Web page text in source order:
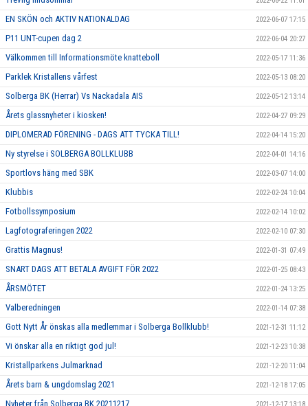
EN SKÖN och AKTIV NATIONALDAG 2022-06-07 17:15
P11 UNT-cupen dag 2 2022-06-04 20:27
Välkommen till Informationsmöte knatteboll 2022-05-17 11:36
Parklek Kristallens vårfest 2022-05-13 08:20
Solberga BK (Herrar) Vs Nackadala AIS 2022-05-12 13:14
Årets glassnyheter i kiosken! 2022-04-27 09:29
DIPLOMERAD FÖRENING - DAGS ATT TYCKA TILL! 2022-04-14 15:20
Ny styrelse i SOLBERGA BOLLKLUBB 2022-04-01 14:16
Sportlovs häng med SBK 2022-03-07 14:00
Klubbis 2022-02-24 10:04
Fotbollssymposium 2022-02-14 10:02
Lagfotograferingen 2022 2022-02-10 07:30
Grattis Magnus! 2022-01-31 07:49
SNART DAGS ATT BETALA AVGIFT FÖR 2022 2022-01-25 08:43
ÅRSMÖTET 2022-01-24 13:25
Valberedningen 2022-01-14 07:38
Gott Nytt År önskas alla medlemmar i Solberga Bollklubb! 2021-12-31 11:12
Vi önskar alla en riktigt god jul! 2021-12-23 10:38
Kristallparkens Julmarknad 2021-12-20 11:04
Årets barn & ungdomslag 2021 2021-12-18 17:05
Nyheter från Solberga BK 20211217